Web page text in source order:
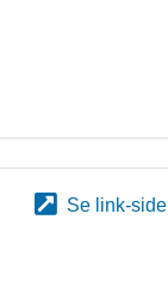
Se link-side